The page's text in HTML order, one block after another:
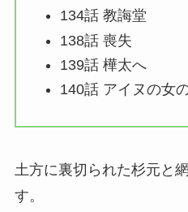
134話 教誨堂
138話 喪失
139話 樺太へ
140話 アイヌの女
土方に裏切られた杉元と
す。